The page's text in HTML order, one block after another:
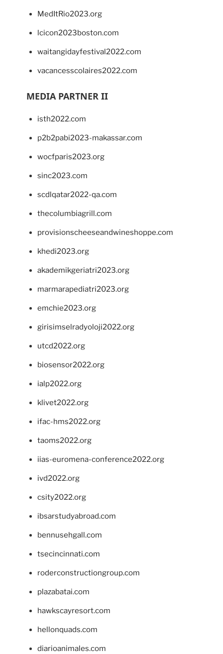
MedItRio2023.org
lcicon2023boston.com
waitangidayfestival2022.com
vacancesscolaires2022.com
MEDIA PARTNER II
isth2022.com
p2b2pabi2023-makassar.com
wocfparis2023.org
sinc2023.com
scdlqatar2022-qa.com
thecolumbiagrill.com
provisionscheeseandwineshoppe.com
khedi2023.org
akademikgeriatri2023.org
marmarapediatri2023.org
emchie2023.org
girisimselradyoloji2022.org
utcd2022.org
biosensor2022.org
ialp2022.org
klivet2022.org
ifac-hms2022.org
taoms2022.org
iias-euromena-conference2022.org
ivd2022.org
csity2022.org
ibsarstudyabroad.com
bennusehgall.com
tsecincinnati.com
roderconstructiongroup.com
plazabatai.com
hawkscayresort.com
hellonquads.com
diarioanimales.com